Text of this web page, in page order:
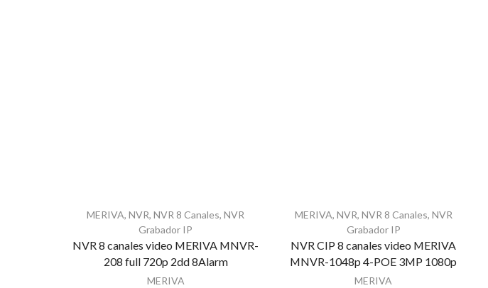
MERIVA,NVR,NVR 8 Canales,NVR
Grabador IP
NVR 8 canales video MERIVA MNVR-
208 full 720p 2dd 8Alarm
MERIVA
MERIVA, NVR, NVR 8 Canales, NVR
Grabador IP
NVR CIP 8 canales video MERIVA
MNVR-1048p 4-POE 3MP 1080p
MERIVA